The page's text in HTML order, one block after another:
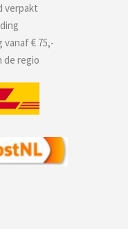
verpakt
€ 75,-
de regio